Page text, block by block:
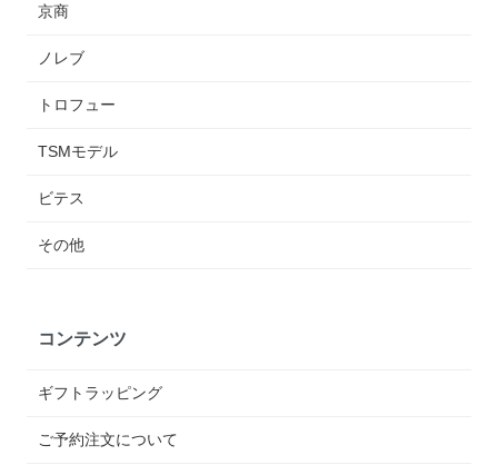
京商
ノレブ
トロフュー
TSMモデル
ビテス
その他
コンテンツ
ギフトラッピング
ご予約注文について